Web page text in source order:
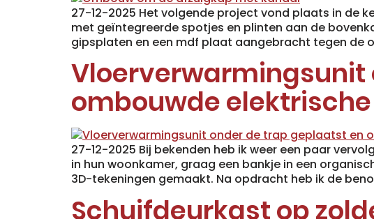
27-12-2025 Het volgende project vond plaats in de
met geïntegreerde spotjes en plinten aan de
gipsplaten en een mdf plaat aangebracht tegen de
Vloerverwarmingsunit
ombouwde
27-12-2025 Bij bekenden heb ik weer een paar
in hun woonkamer, graag een bankje in een
3D-tekeningen gemaakt. Na opdracht heb ik de
Schuifdeurkast op